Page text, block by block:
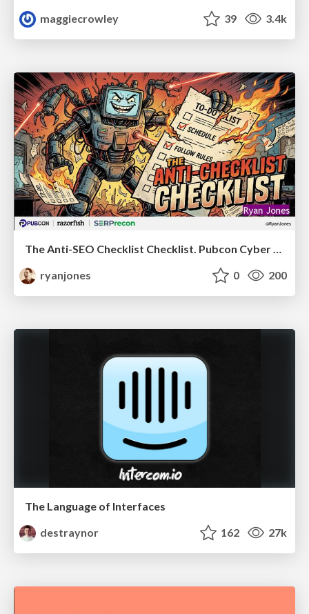
maggiecrowley
39 3.4k
The Anti-SEO Checklist Checklist. Pubcon Cyber Week
ryanjones
0 200
The Language of Interfaces
destraynor
162 27k